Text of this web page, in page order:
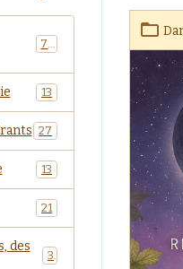
75
13
27
13
21
des
3